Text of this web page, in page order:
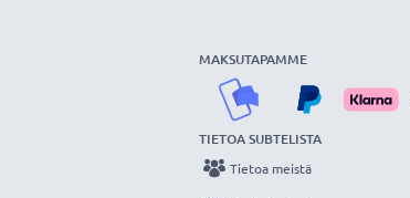
MAKSUTAPAMME
TIETOA SUBTELISTA
Tietoa meistä